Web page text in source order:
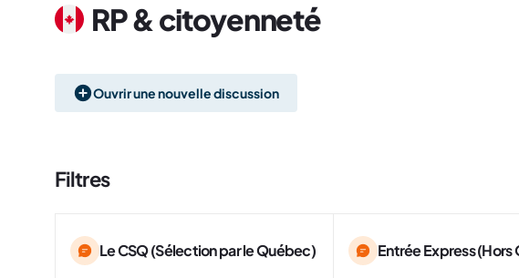
RP & citoyenneté
Ouvrir une nouvelle discussion
Filtres
Le CSQ (Sélection par le Québec) Entrée Express